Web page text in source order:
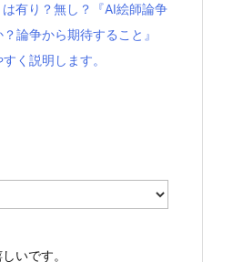
有り？無し？『AI絵師論争
論争から期待すること』
く説明します。
いです。